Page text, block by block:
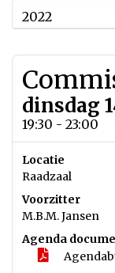
2022
dinsdag
19:30 - 23:00
Locatie
Raadzaal
Voorzitter
M.B.M. Jansen
Agenda